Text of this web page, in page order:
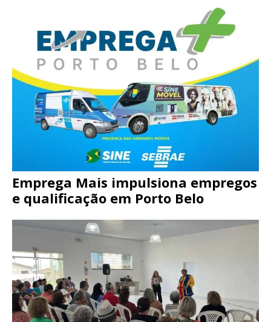
Emprega Mais impulsiona empregos
e qualificação em Porto Belo